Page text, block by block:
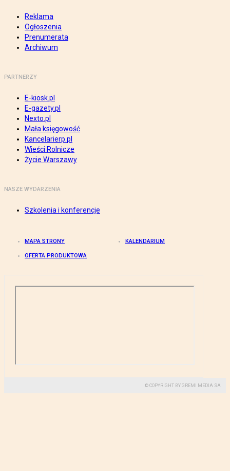
Reklama
Ogłoszenia
Prenumerata
Archiwum
PARTNERZY
E-kiosk.pl
E-gazety.pl
Nexto.pl
Mała księgowość
Kancelarierp.pl
Wieści Rolnicze
Życie Warszawy
NASZE WYDARZENIA
Szkolenia i konferencje
MAPA STRONY KALENDARIUM
OFERTA PRODUKTOWA
© COPYRIGHT BY GREMI MEDIA SA